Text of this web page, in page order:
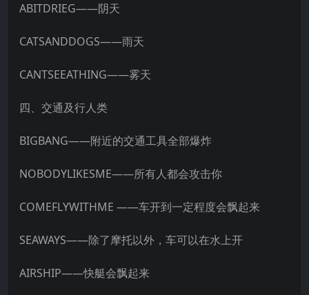
ABITDRIEG——阴天
CATSANDDOGS——雨天
CANTSEEATHING——雾天
四、交通及行人类
BIGBANG——附近的交通工具全部爆炸
NOBODYLIKESME——所有人都会攻击你
COMEFLYWITHME ——车开到一定程度会飘起来
SEAWAYS——除了摩托以外，车可以在水上开
AIRSHIP——快艇会飘起来